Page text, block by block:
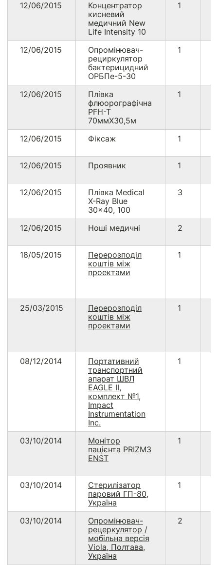
12/06/2015
Концентратор
кисневий
медичний New
Life Intensity 10
1
12/06/2015
Опромінювач-
рециркулятор
бактерицидний
ОРБПе-5-30
1
12/06/2015
Плівка
флюорографічна
PFH-T
70ммХ30,5м
1
12/06/2015 Фіксаж 1
12/06/2015 Проявник 1
12/06/2015
Плівка Medical
X-Ray Blue
30x40, 100
3
12/06/2015 Ноші медичні 2
18/05/2015
Перерозподіл
коштів між
проектами
1
25/03/2015
Перерозподіл
коштів між
проектами
1
08/12/2014
Портативний
транспортний
апарат ШВЛ
EAGLE II,
комплект №1,
Impact
Instrumentation
Inc.
1
03/10/2014
Монітор
пацієнта PRIZM3
ENST
1
03/10/2014
Стерилізатор
паровий ГП-80,
Україна
1
03/10/2014
Опромінювач-
рецеркулятор /
мобільна версія
Viola, Полтава,
Україна
2